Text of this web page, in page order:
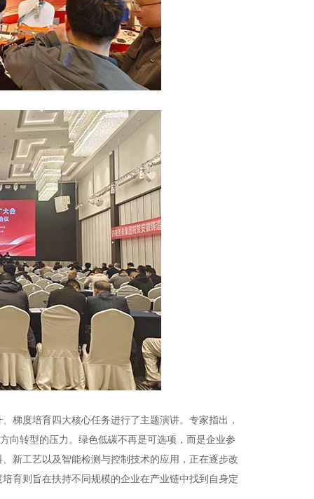
梯度培育四大核心任务进行了主题演讲。专家指出，
向转型的压力。绿色低碳不再是可选项，而是企业参
新工艺以及智能检测与控制技术的应用，正在逐步改
育则旨在扶持不同规模的企业在产业链中找到自身定